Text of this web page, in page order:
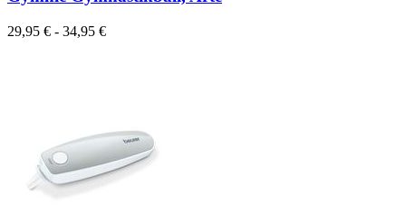
29,95 € - 34,95 €